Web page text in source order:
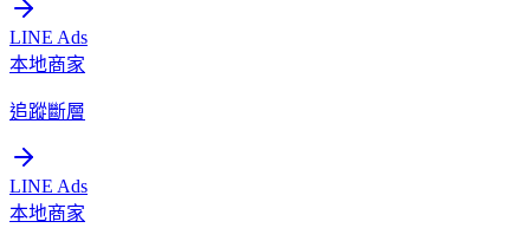
LINE Ads
本地商家
追蹤斷層
LINE Ads
本地商家